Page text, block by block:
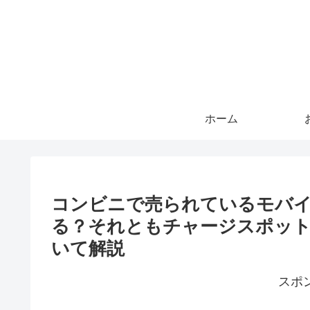
ホーム
コンビニで売られているモバ
る？それともチャージスポッ
いて解説
スポ